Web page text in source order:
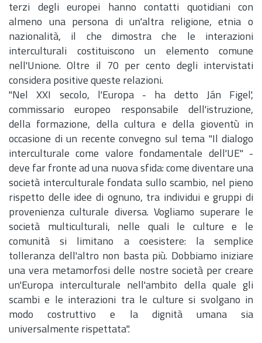
terzi degli europei hanno contatti quotidiani con
almeno una persona di un'altra religione, etnia o
nazionalità, il che dimostra che le interazioni
interculturali costituiscono un elemento comune
nell'Unione. Oltre il 70 per cento degli intervistati
considera positive queste relazioni.
"Nel XXI secolo, l'Europa - ha detto Ján Figel',
commissario europeo responsabile dell'istruzione,
della formazione, della cultura e della gioventù in
occasione di un recente convegno sul tema "Il dialogo
interculturale come valore fondamentale dell'UE" -
deve far fronte ad una nuova sfida: come diventare una
società interculturale fondata sullo scambio, nel pieno
rispetto delle idee di ognuno, tra individui e gruppi di
provenienza culturale diversa. Vogliamo superare le
società multiculturali, nelle quali le culture e le
comunità si limitano a coesistere: la semplice
tolleranza dell'altro non basta più. Dobbiamo iniziare
una vera metamorfosi delle nostre società per creare
un'Europa interculturale nell'ambito della quale gli
scambi e le interazioni tra le culture si svolgano in
modo costruttivo e la dignità umana sia
universalmente rispettata".